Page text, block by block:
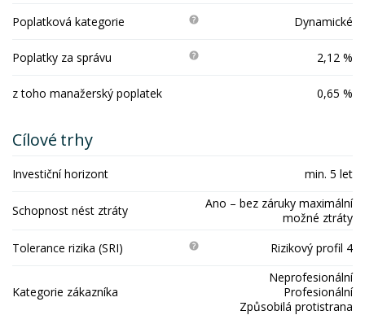
Poplatková kategorie Dynamické
Poplatky za správu 2,12 %
z toho manažerský poplatek 0,65 %
Cílové trhy
Investiční horizont min. 5 let
Schopnost nést ztráty
Ano – bez záruky maximální
možné ztráty
Tolerance rizika (SRI)
Rizikový profil 4
Kategorie zákazníka
Neprofesionální
Profesionální
Způsobilá protistrana